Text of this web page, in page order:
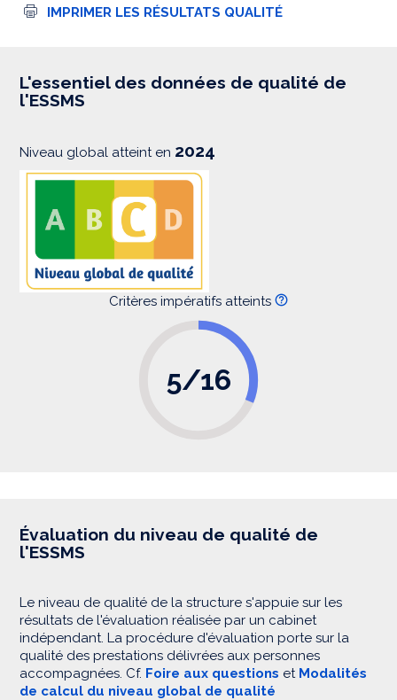
I
s
i
IMPRIMER LES RÉSULTATS QUALITÉ
L'essentiel des données de qualité de
l'ESSMS
Niveau global atteint en 2024
Critères impératifs atteints
5/16
Évaluation du niveau de qualité de
l'ESSMS
Le niveau de qualité de la structure s'appuie sur les
résultats de l'évaluation réalisée par un cabinet
indépendant. La procédure d'évaluation porte sur la
qualité des prestations délivrées aux personnes
accompagnées. Cf. Foire aux questions et Modalités
de calcul du niveau global de qualité